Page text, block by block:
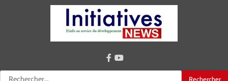
Rechercher :
facebook
youtube